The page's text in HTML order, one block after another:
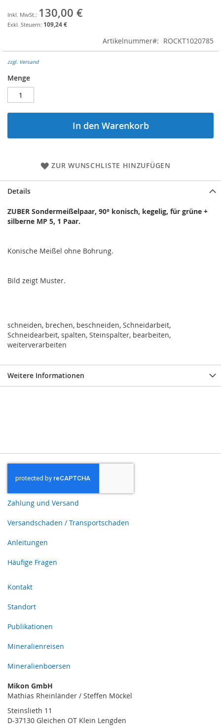
130,00 €
109,24 €
Artikelnummer ROCKT1020785
zzgl. Versand
Menge
In den Warenkorb
ZUR WUNSCHLISTE HINZUFÜGEN
Details
ZUBER Sondermeißelpaar, 90° konisch, kegelig, für grüne +
silberne MP 5, 1 Paar.
Konische Meißel ohne Bohrung.
Bild zeigt Muster.
schneiden, brechen, beschneiden, Schneidarbeit,
Schneidearbeit, spalten, Steinspalter, bearbeiten,
weiterverarbeiten
Weitere Informationen
Zahlung und Versand
Versandschaden / Transportschaden
Anleitungen
Häufige Fragen
Kontakt
Standort
Publikationen
Mineralienreisen
Mineralienboersen
Mikon GmbH
Mathias Rheinländer / Steffen Möckel
Steinslieth 11
D-37130 Gleichen OT Klein Lengden